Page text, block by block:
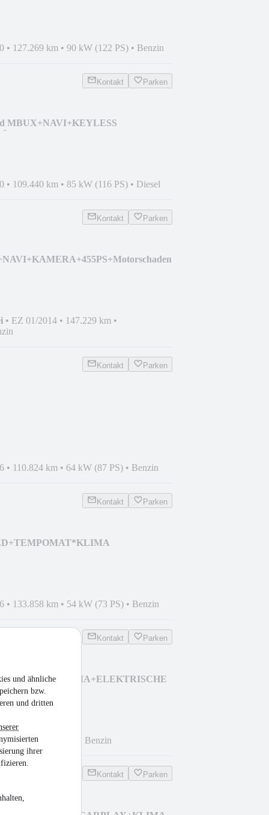
und ähnliche
bzw.
und dritten
ihrer
• 127.269 km • 90 kW (122 PS) • Benzin
Kontakt Parken
MBUX+NAVI+KEYLESS
• 109.440 km • 85 kW (116 PS) • Diesel
Kontakt Parken
• EZ 01/2014 • 147.229 km •
Kontakt Parken
• 110.824 km • 64 kW (87 PS) • Benzin
Kontakt Parken
• 133.858 km • 54 kW (73 PS) • Benzin
Kontakt Parken
Ambiance+KLIMA+ELEKTRISCHE
•66 kW (90 PS) Benzin
Kontakt Parken